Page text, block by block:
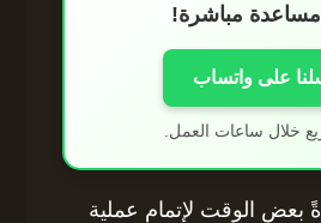
مباشرة!
على واتساب
خلال ساعات العمل.
بعض الوقت لإتمام عملية